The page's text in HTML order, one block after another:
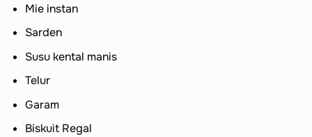
Mie instan
Sarden
Susu kental manis
Telur
Garam
Biskuit Regal